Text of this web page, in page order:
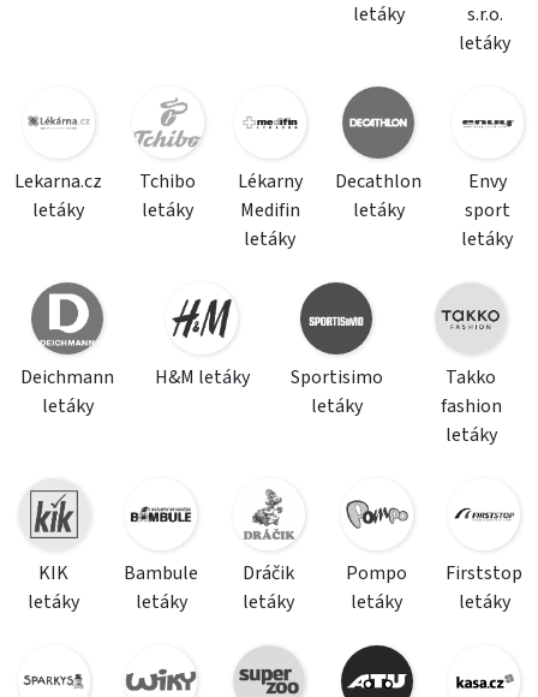
letáky
s.r.o.
letáky
Lekarna.cz
letáky
Tchibo
letáky
Lékarny
Medifin
letáky
Decathlon
letáky
Envy
sport
letáky
Deichmann
letáky
H&M letáky
Sportisimo
letáky
Takko
fashion
letáky
KIK
letáky
Bambule
letáky
Dráčik
letáky
Pompo
letáky
Firststop
letáky